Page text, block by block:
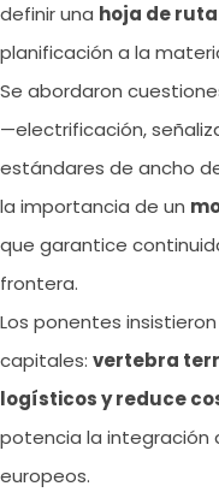
definir una hoja de
planificación a la
Se abordaron
—electrificación,
estándares de ancho
la importancia de un
que garantice
frontera.
Los ponentes
capitales: vertebra
logísticos y reduce
potencia la integración
europeos.